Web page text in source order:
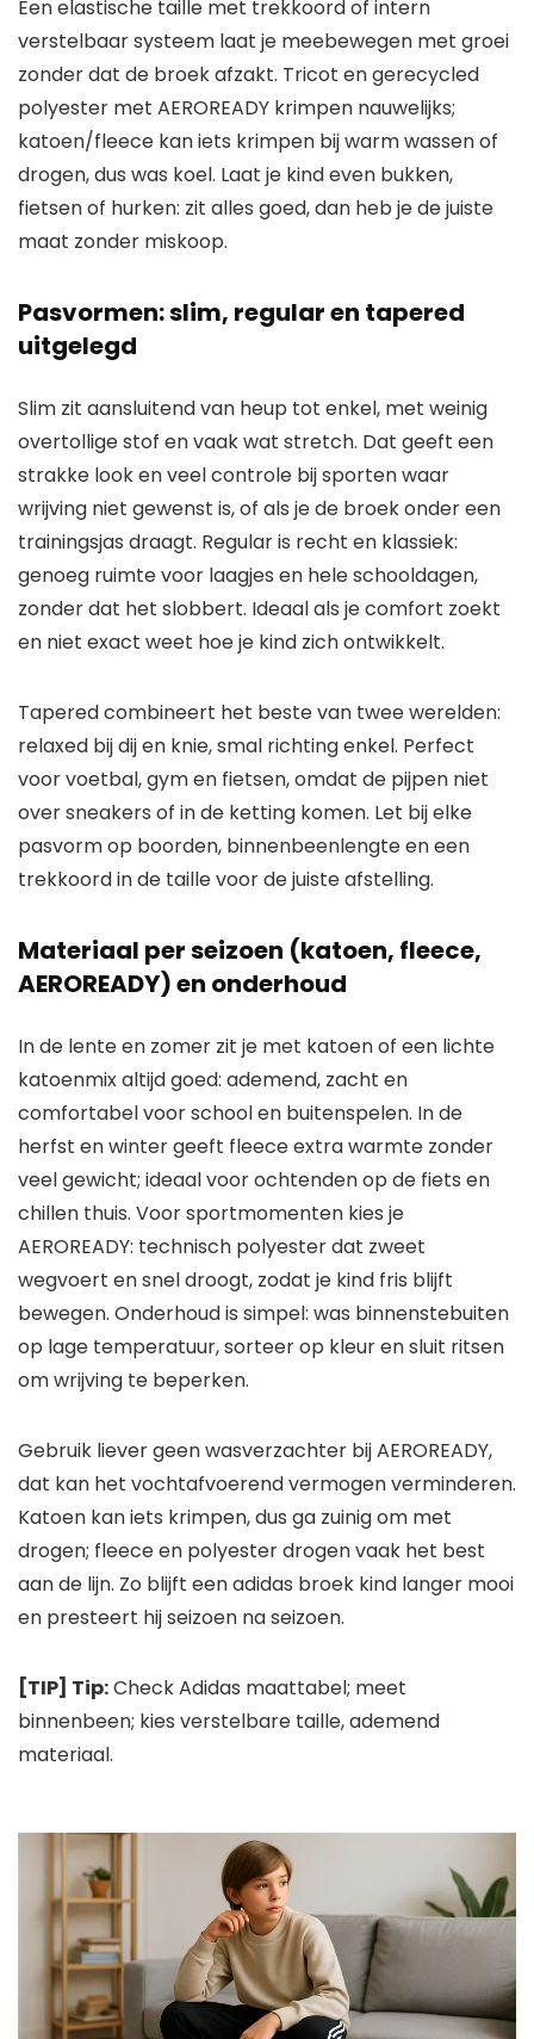
Een elastische taille met trekkoord of intern
verstelbaar systeem laat je meebewegen met groei
zonder dat de broek afzakt. Tricot en gerecycled
polyester met AEROREADY krimpen nauwelijks;
katoen/fleece kan iets krimpen bij warm wassen of
drogen, dus was koel. Laat je kind even bukken,
fietsen of hurken: zit alles goed, dan heb je de juiste
maat zonder miskoop.
Pasvormen: slim, regular en tapered
uitgelegd
Slim zit aansluitend van heup tot enkel, met weinig
overtollige stof en vaak wat stretch. Dat geeft een
strakke look en veel controle bij sporten waar
wrijving niet gewenst is, of als je de broek onder een
trainingsjas draagt. Regular is recht en klassiek:
genoeg ruimte voor laagjes en hele schooldagen,
zonder dat het slobbert. Ideaal als je comfort zoekt
en niet exact weet hoe je kind zich ontwikkelt.
Tapered combineert het beste van twee werelden:
relaxed bij dij en knie, smal richting enkel. Perfect
voor voetbal, gym en fietsen, omdat de pijpen niet
over sneakers of in de ketting komen. Let bij elke
pasvorm op boorden, binnenbeenlengte en een
trekkoord in de taille voor de juiste afstelling.
Materiaal per seizoen (katoen, fleece,
AEROREADY) en onderhoud
In de lente en zomer zit je met katoen of een lichte
katoenmix altijd goed: ademend, zacht en
comfortabel voor school en buitenspelen. In de
herfst en winter geeft fleece extra warmte zonder
veel gewicht; ideaal voor ochtenden op de fiets en
chillen thuis. Voor sportmomenten kies je
AEROREADY: technisch polyester dat zweet
wegvoert en snel droogt, zodat je kind fris blijft
bewegen. Onderhoud is simpel: was binnenstebuiten
op lage temperatuur, sorteer op kleur en sluit ritsen
om wrijving te beperken.
Gebruik liever geen wasverzachter bij AEROREADY,
dat kan het vochtafvoerend vermogen verminderen.
Katoen kan iets krimpen, dus ga zuinig om met
drogen; fleece en polyester drogen vaak het best
aan de lijn. Zo blijft een adidas broek kind langer mooi
en presteert hij seizoen na seizoen.
[TIP] Tip:Check Adidas maattabel; meet
binnenbeen; kies verstelbare taille, ademend
materiaal.